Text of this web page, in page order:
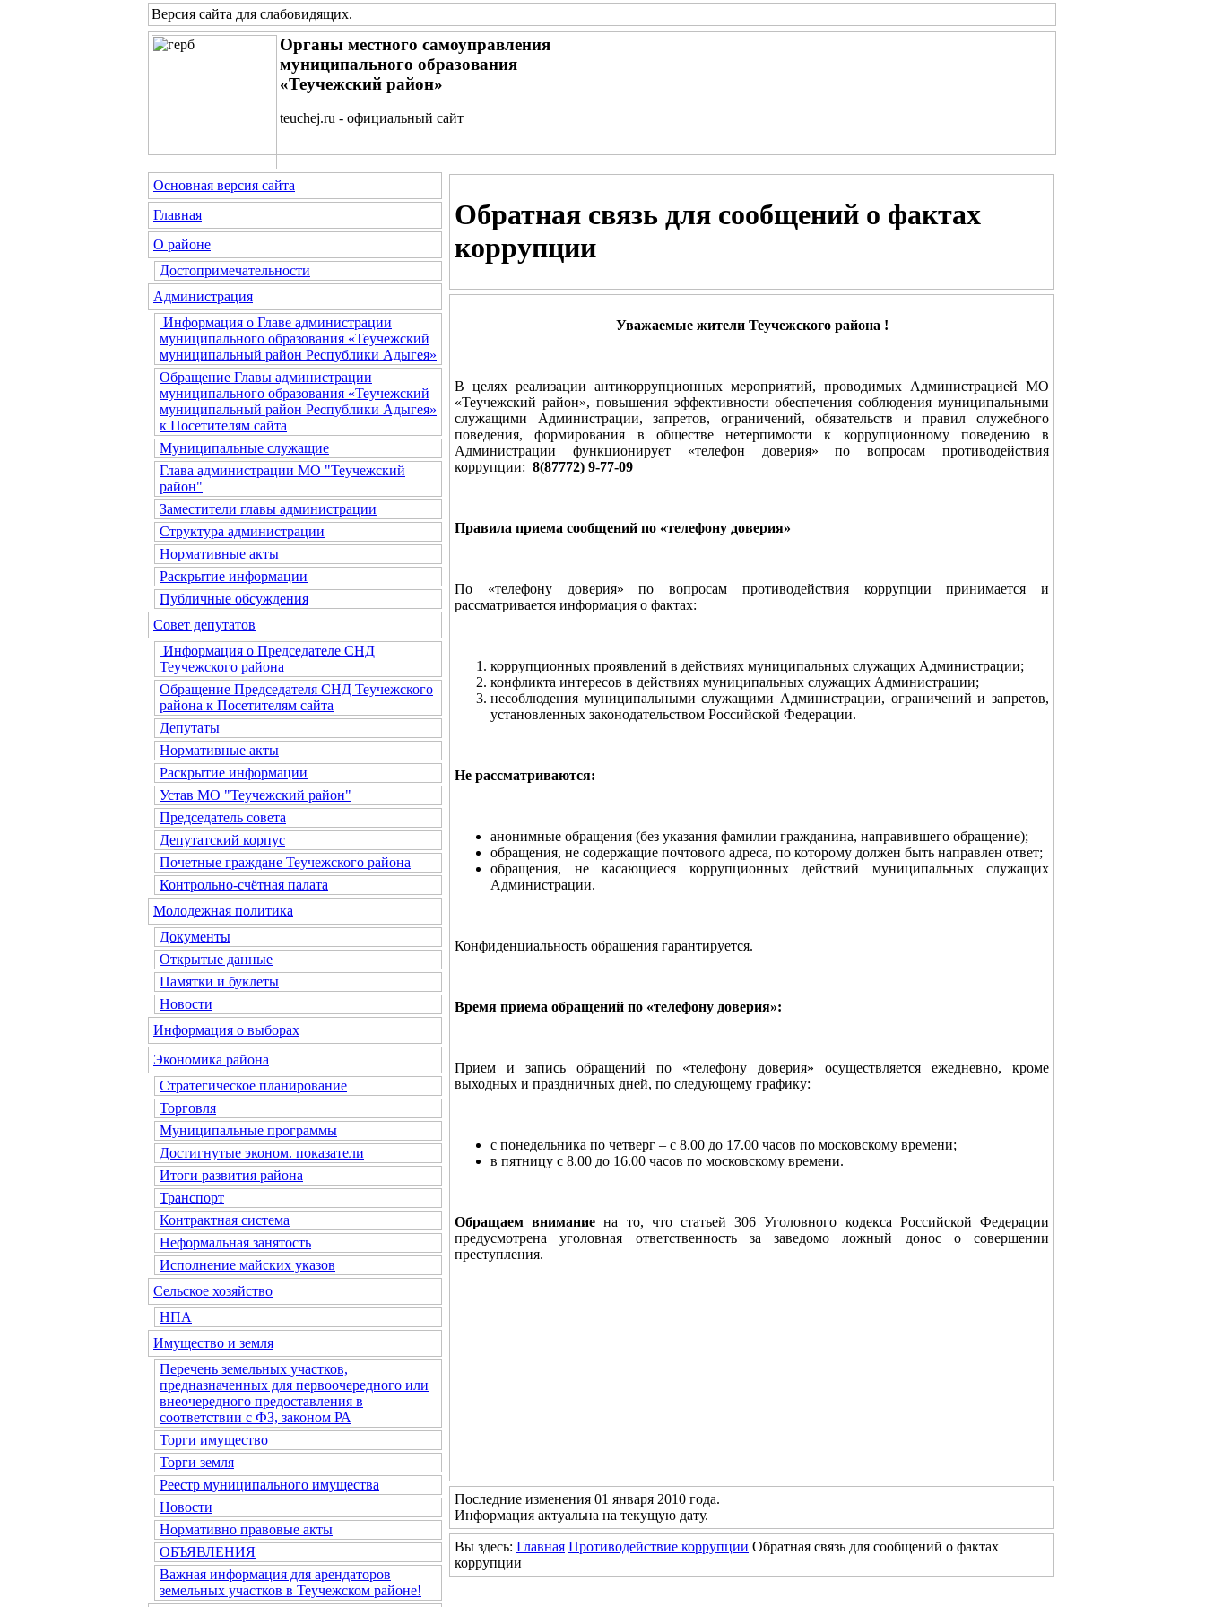
Версия сайта для слабовидящих.
Органы местного самоуправления
муниципального образования
«Теучежский район»
teuchej.ru - официальный сайт
Основная версия сайта
Главная
О районе
Достопримечательности
Администрация
Информация о Главе администрации
муниципального образования «Теучежский
муниципальный район Республики Адыгея»
Обращение Главы администрации
муниципального образования «Теучежский
муниципальный район Республики Адыгея»
к Посетителям сайта
Муниципальные служащие
Глава администрации МО "Теучежский
район"
Заместители главы администрации
Структура администрации
Нормативные акты
Раскрытие информации
Публичные обсуждения
Совет депутатов
Информация о Председателе СНД
Теучежского района
Обращение Председателя СНД Теучежского
района к Посетителям сайта
Депутаты
Нормативные акты
Раскрытие информации
Устав МО "Теучежский район"
Председатель совета
Депутатский корпус
Почетные граждане Теучежского района
Контрольно-счётная палата
Молодежная политика
Документы
Открытые данные
Памятки и буклеты
Новости
Информация о выборах
Экономика района
Стратегическое планирование
Торговля
Муниципальные программы
Достигнутые эконом. показатели
Итоги развития района
Транспорт
Контрактная система
Неформальная занятость
Исполнение майских указов
Сельское хозяйство
НПА
Имущество и земля
Перечень земельных участков,
предназначенных для первоочередного или
внеочередного предоставления в
соответствии с ФЗ, законом РА
Торги имущество
Торги земля
Реестр муниципального имущества
Новости
Нормативно правовые акты
ОБЪЯВЛЕНИЯ
Важная информация для арендаторов
земельных участков в Теучежском районе!
Обратная связь для сообщений о фактах
коррупции
Уважаемые жители Теучежского района !
В целях реализации антикоррупционных мероприятий, проводимых Администрацией МО
«Теучежский район», повышения эффективности обеспечения соблюдения муниципальными
служащими Администрации, запретов, ограничений, обязательств и правил служебного
поведения, формирования в обществе нетерпимости к коррупционному поведению в
Администрации функционирует «телефон доверия» по вопросам противодействия
коррупции: 8(87772) 9-77-09
Правила приема сообщений по «телефону доверия»
По «телефону доверия» по вопросам противодействия коррупции принимается и
рассматривается информация о фактах:
коррупционных проявлений в действиях муниципальных служащих Администрации;
конфликта интересов в действиях муниципальных служащих Администрации;
несоблюдения муниципальными служащими Администрации, ограничений и запретов,
установленных законодательством Российской Федерации.
Не рассматриваются:
анонимные обращения (без указания фамилии гражданина, направившего обращение);
обращения, не содержащие почтового адреса, по которому должен быть направлен ответ;
обращения, не касающиеся коррупционных действий муниципальных служащих
Администрации.
Конфиденциальность обращения гарантируется.
Время приема обращений по «телефону доверия»:
Прием и запись обращений по «телефону доверия» осуществляется ежедневно, кроме
выходных и праздничных дней, по следующему графику:
с понедельника по четверг – с 8.00 до 17.00 часов по московскому времени;
в пятницу с 8.00 до 16.00 часов по московскому времени.
Обращаем внимание на то, что статьей 306 Уголовного кодекса Российской Федерации
предусмотрена уголовная ответственность за заведомо ложный донос о совершении
преступления.
Последние изменения 01 января 2010 года.
Информация актуальна на текущую дату.
Вы здесь: Главная Противодействие коррупции Обратная связь для сообщений о фактах
коррупции